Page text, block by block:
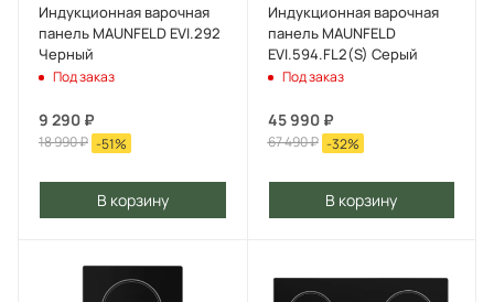
Индукционная варочная
панель MAUNFELD EVI.292
Черный
Под заказ
9 290 ₽
18 990₽ -51%
В корзину
Индукционная варочная
панель MAUNFELD
EVI.594.FL2(S) Серый
Под заказ
45 990₽
67 490₽ -32%
В корзину